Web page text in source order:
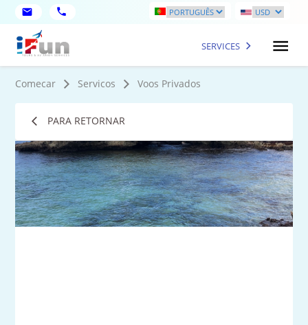
SERVICES
Comecar Servicos Voos Privados
PARA RETORNAR